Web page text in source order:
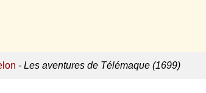
- Les aventures de Télémaque (1699)